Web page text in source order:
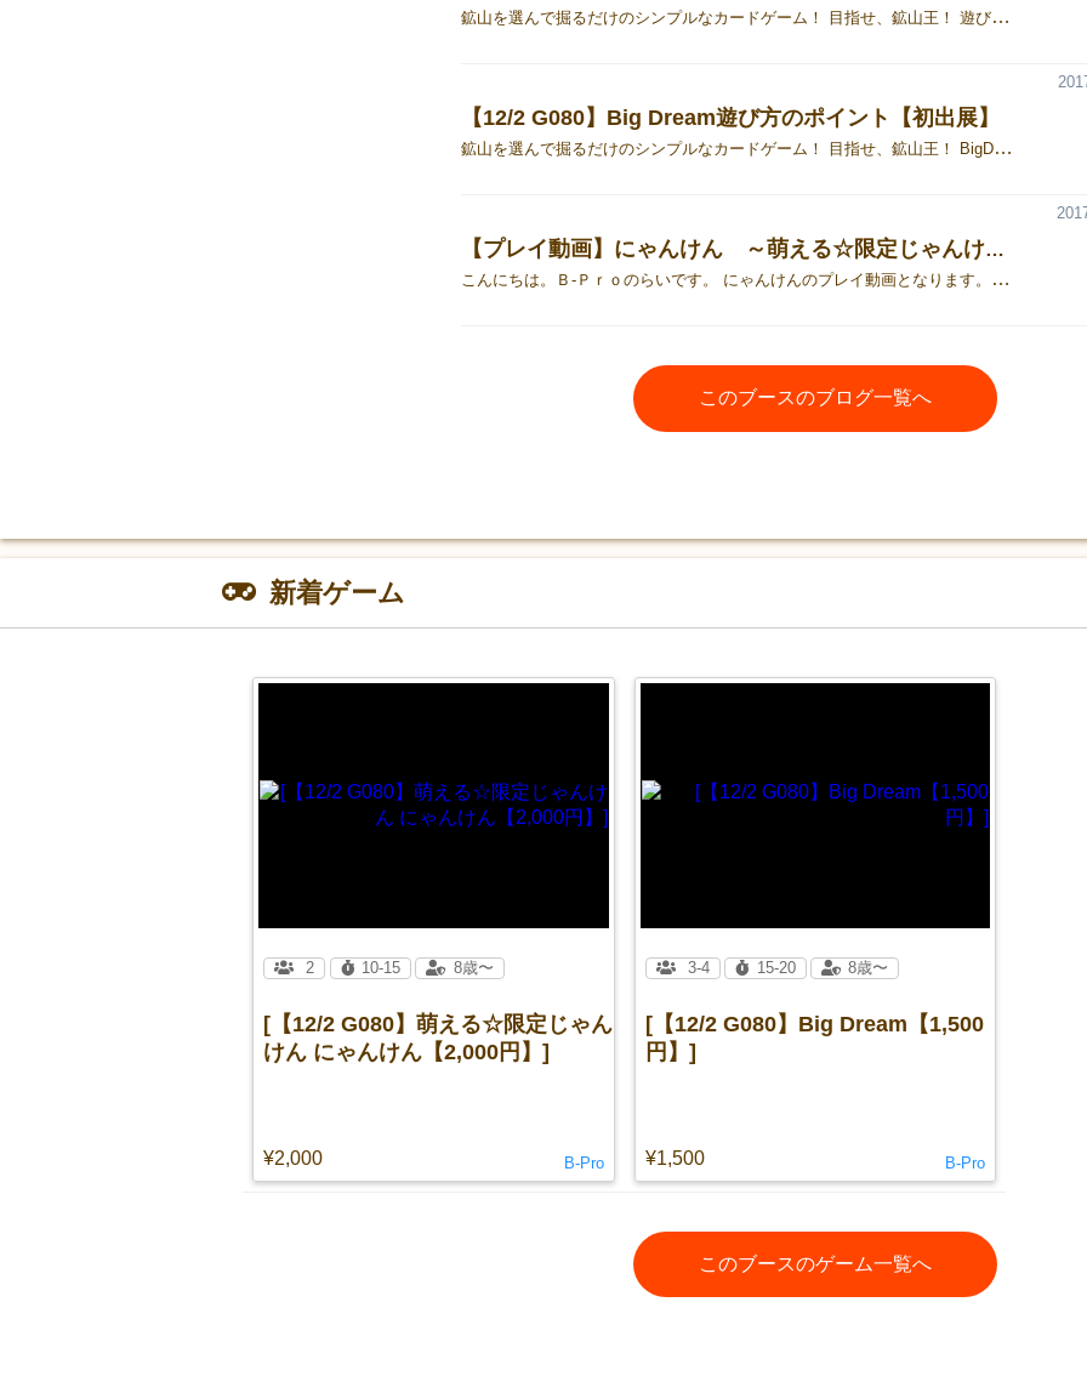
鉱山を選んで掘るだけのシンプルなカードゲーム！ 目指せ、鉱山王！ 遊び方のポイント１はこちら BigDreamのゲーム紹介はこちら 時間のない方向けに、簡単に言うと・・・ ①３つの鉱山の内、どれを掘るかみんなで一斉に意思表示。選んだ鉱山が相手と被らなければ、より多く掘る権利（回数）をゲット。 ②ゲットした権利（回数）の範囲内で鉱山を掘る（＝鉱石の数が書かれた採掘カードを引く） ③上記①②を繰り返して、ゲーム終了時に鉱石の数（＝勝利点）が多い人が鉱山王（勝ち） お見舞金で逆転！ アクシデントカードばかり・・・そんな時でも最後まで諦めないでください。アクシデントカードを３枚引いた時点で、先着１名が「お見舞金カード」を受け取ることができます。 お見舞金カードはそれまでに引いた３枚のアクシデントカードのマイナス点すべてを０点にしてくれます。さらに、勝利点＋５点です。 例えば−２点のアクシデントカードが３枚だった場合、−６点は０点となって、さらにお見舞金カードで＋５点ですから、１１点分のスーパーコンボとなります！ リーダーの一存でゲーム終了！？ ゲームの終了条件は以下のどれかが満たされた時です。 ①鉱山カードが無くなる ②採掘カードが無くなる ③採掘のときに誰も採掘カードを引かなかった（４人プレイのみ適用） ③に注目してください。例えば、全員が同じ鉱山を選んでしまった場合は、リーダーが１枚引くことができるのみで、他の人は誰も引けません。 この時点でリーダーが１位だった場合は「採掘カードを引かない」選択をして、即時ゲーム終了とすることができます。 このためリーダー以外のプレイヤーは、リーダーがゲームを上がることを阻止しながら、自分が鉱山をなるべく多く掘れるように心理戦を仕掛けていく事になります。 こうどなじょうほうせん つまり・・・鉱山を選ぶ時には、全員の採掘したカードの状況を見ながら、何を狙っているかを考えて、思惑通りにさせないよう心理戦に持ち込むことが結構大事になってきます。 BigDreamプレイ動画 Big Dreamのプレイ動画ができました！これを見ればゲームの流れがわかる！（４分２２秒） [embed width="300" height=""]https://www.youtube.com/watch?v=WjNLofomva4[/embed] ゲームの説明書はこちら １２月２日（土）のみの参加です。ゲムマ特価１５００円で、試遊卓有りです！ 無料配布ゲームも数量限定で先着順ですがご用意しております。 みなさまのご来場をお待ちしております！ ・サークル紹介 ・ゲーム紹介
【12/2 G080】Big Dream遊び方のポイント【初出展】
鉱山を選んで掘るだけのシンプルなカードゲーム！ 目指せ、鉱山王！ BigDreamのゲーム紹介はこちら 時間のない方向けに、簡単に言うと・・・ ①３つの鉱山の内、どれを掘るかみんなで一斉に意思表示。選んだ鉱山が相手と被らなければ、より多く掘る権利（回数）をゲット。 ②ゲットした権利（回数）の範囲内で鉱山を掘る（＝鉱石の数が書かれた採掘カードを引く） ③上記①②を繰り返して、ゲーム終了時に鉱石の数（＝勝利点）が多い人が鉱山王（勝ち） 基本戦略 このゲームは勝利点の合計が高い人が勝ちです。このため、選んだ鉱山が相手と被らないようにして、採掘カードを引く回数を多く確保していくことが戦略の基本となります。 自分だけの鉱山を手に入れよう！ なお、採掘リーダー（親）の手番は、採掘カードを引く回数が無条件で＋１回となるので勝負時です。 金銀銅の加点ボーナス 金銀銅には個別にボーナス加点が設定されているので、メリットとデメリットを踏まえて、どの鉱山をメインに掘るかを決めていきます。 ・金 → 勝利点が２倍 ・銀 → 採掘カード５枚集める毎に＋５点 ・銅 → 採掘カード３枚集める毎に＋２点 金は鉱山の数が少ないですが、当たれば一度に得られる加点は多いです。ただ、その分「横取り」カードで一度に受けるダメージも大きいです。 特に勝利点２点のカードを取られると自分は−４点の上、相手に＋４点です。 銀はボーナス加点が＋５点と大きいですが、やはり「横取り」カードでそのボーナスを消された時のダメージは大きいです。 銅は鉱山の数も多く稼ぎが安定していますが、安定志向の人と「銅は狙わないだろう」という意識を持つ人の思惑が入り交じり、意外と被ってしまいます。 鉱山を掘る回数 鉱石がマイナスになるカードや、鉱山を１ターン掘れなくなるアクシデントカードもあります。 次回が採掘リーダーの時や、マイナスのカードがあまり出ていない場合、ちょっと掘る回数を考えたほうがいい場合も。 オプションルール このゲームは「ラッシュ（採掘カードをもう１回引ける）」のカードが勝敗を大きく分けることが結構あります。 この一発逆転のギャンブル要素を減らしたい場合は、１〜２枚ゲームから取り除いても良いかもしれません。 なお、おすすめは４人プレイです！ １２月２日（土）のみの参加です。ゲムマ特価１５００円で、試遊卓有りです！ 無料配布ゲームも数量限定で先着順ですがご用意しております。 みなさまのご来場をお待ちしております！ ◆Big Dreamプロモーション動画１（５１秒） [embed width="300" height=""]https://www.youtube.com/watch?v=y8UjFVonCH0[/embed] ・サークル紹介 ・ゲーム紹介
【プレイ動画】にゃんけん ～萌える☆限定じゃんけん～
こんにちは。Ｂ-Ｐｒｏのらいです。 にゃんけんのプレイ動画となります。（2:13） 大分省略してはいますが、だいたいのプレイ内容は把握できると思います。 浦久保さんと長田さんのカラミも可愛いので、是非見てくださいね。 [embed width="300"]https://youtu.be/TUYHDgPFz50[/embed] 正式なルールは、以下のルールブックをご参照願います。 製品ルールブック プロモ動画とあわせて見て頂けると、ゲームの雰囲気や世界観が伝わると思います。 [embed width="300"]https://youtu.be/NXz6fVoY6cg[/embed]
このブースのブログ一覧へ
新着ゲーム
[【12/2 G080】萌える☆限定じゃん
けん にゃんけん【2,000円】]
¥2,000
2 10-15 8歳〜
B-Pro
[【12/2 G080】Big Dream【1,500
円】]
¥1,500
3-4 15-20 8歳〜
B-Pro
このブースのゲーム一覧へ